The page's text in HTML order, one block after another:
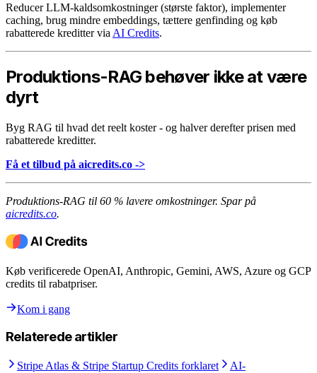
Reducer LLM-kaldsomkostninger (største faktor), implementer
caching, brug mindre embeddings, tættere genfinding og køb
rabatterede kreditter via AI Credits.
Produktions-RAG behøver ikke at være
dyrt
Byg RAG til hvad det reelt koster - og halver derefter prisen med
rabatterede kreditter.
Få et tilbud på aicredits.co ->
Produktions-RAG til 60 % lavere omkostninger. Spar på
aicredits.co.
Køb verificerede OpenAI, Anthropic, Gemini, AWS, Azure og GCP
credits til rabatpriser.
Kom i gang
Relaterede artikler
Stripe Atlas & Stripe Startup Credits forklaret
AI-